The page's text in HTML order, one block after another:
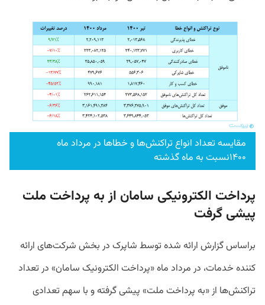
مقایسه تعداد انواع تراکنش‌ها و خطاها در مرداد ماه
۱۴۰۰نسبت به ماه گذشته
پرداخت الکترونیکی سامان از به پرداخت ملت
پیشی گرفت
براساس گزارش ارائه شده توسط شاپرک در بخش شرکت‌های ارائه
کننده خدمات، در مرداد ماه «پرداخت الکترونیک سامان» در تعداد
تراکنش‌ها از «به پرداخت ملت» پیشی گرفته و با سهم تعدادی